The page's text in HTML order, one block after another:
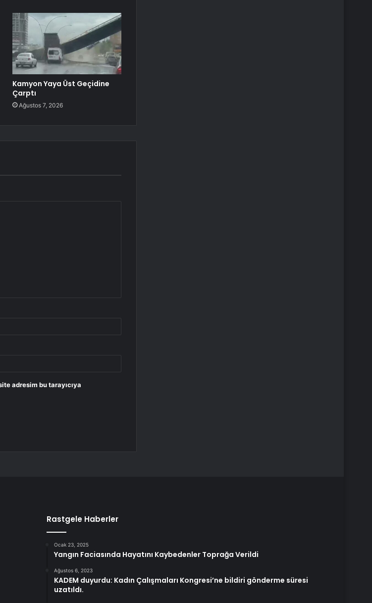
Kamyon Yaya Üst Geçidine
Çarptı
Ağustos 7, 2026
adresim bu tarayıcıya
Rastgele Haberler
Ocak 23, 2025
Yangın Faciasında Hayatını Kaybedenler Toprağa Verildi
Ağustos 6, 2023
KADEM duyurdu: Kadın Çalışmaları Kongresi’ne bildiri gönderme süresi
uzatıldı.